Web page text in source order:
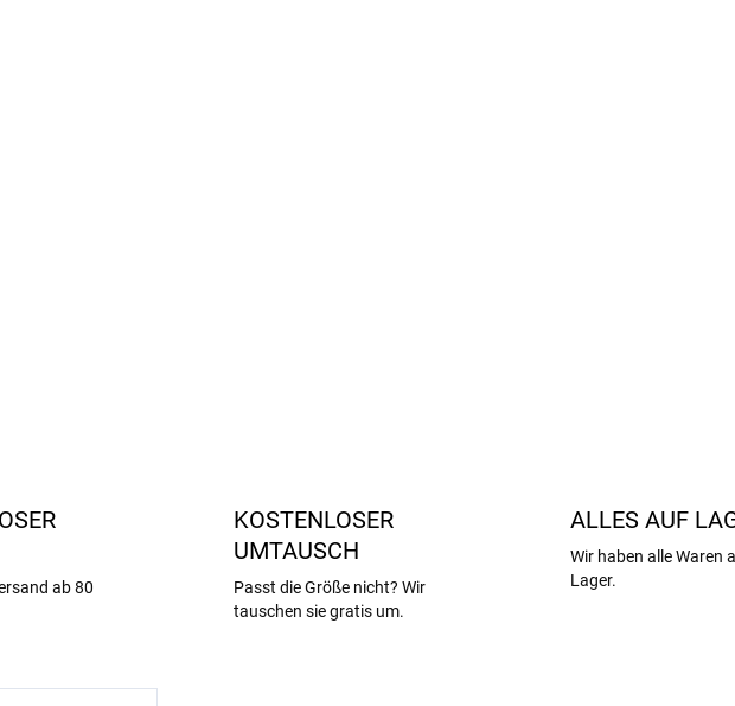
ab 80
KOSTENLOSER
UMTAUSCH
Passt die Größe nicht? Wir
tauschen sie gratis um.
ALLES AUF
Wir haben alle Waren
Lager.